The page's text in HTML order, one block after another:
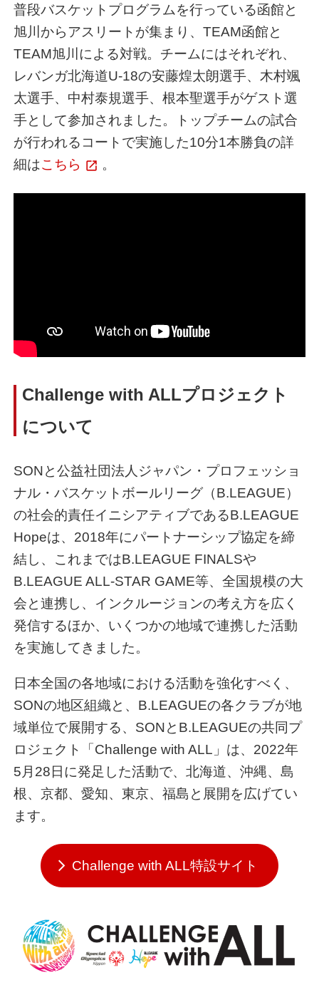
普段バスケットプログラムを行っている函館と
旭川からアスリートが集まり、TEAM函館と
TEAM旭川による対戦。チームにはそれぞれ、
レバンガ北海道U-18の安藤煌太朗選手、木村颯
太選手、中村泰規選手、根本聖選手がゲスト選
手として参加されました。トップチームの試合
が行われるコートで実施した10分1本勝負の詳
細はこちら 。
Challenge with ALLプロジェクト
について
SONと公益社団法人ジャパン・プロフェッショ
ナル・バスケットボールリーグ（B.LEAGUE）
の社会的責任イニシアティブであるB.LEAGUE
Hopeは、2018年にパートナーシップ協定を締
結し、これまではB.LEAGUE FINALSや
B.LEAGUE ALL-STAR GAME等、全国規模の大
会と連携し、インクルージョンの考え方を広く
発信するほか、いくつかの地域で連携した活動
を実施してきました。
日本全国の各地域における活動を強化すべく、
SONの地区組織と、B.LEAGUEの各クラブが地
域単位で展開する、SONとB.LEAGUEの共同プ
ロジェクト「Challenge with ALL」は、2022年
5月28日に発足した活動で、北海道、沖縄、島
根、京都、愛知、東京、福島と展開を広げてい
ます。
Challenge with ALL特設サイト